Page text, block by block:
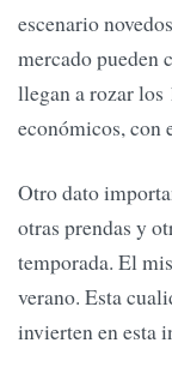
escenario
mercado pueden
llegan a rozar los
económicos, con
Otro dato
otras prendas y
temporada. El
verano. Esta
invierten en esta